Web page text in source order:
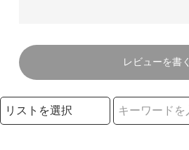
レビューを書く
検索リストの選択